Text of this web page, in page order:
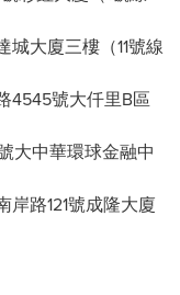
大廈三樓（11號線
4545號大仟里B區
大中華環球金融中
路121號成隆大廈